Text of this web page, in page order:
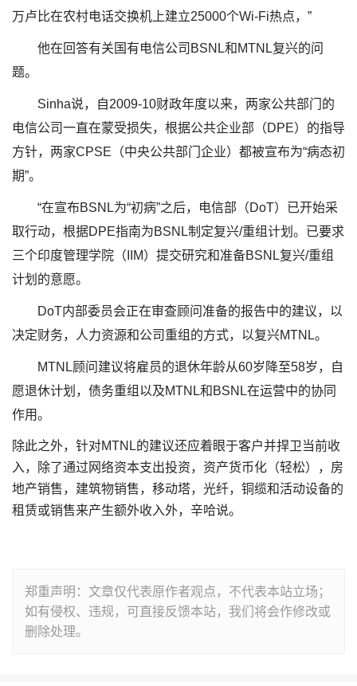
万卢比在农村电话交换机上建立25000个Wi-Fi热点，”
他在回答有关国有电信公司BSNL和MTNL复兴的问
题。
Sinha说，自2009-10财政年度以来，两家公共部门的
电信公司一直在蒙受损失，根据公共企业部（DPE）的指导
方针，两家CPSE（中央公共部门企业）都被宣布为“病态初
期”。
“在宣布BSNL为“初病”之后，电信部（DoT）已开始采
取行动，根据DPE指南为BSNL制定复兴/重组计划。已要求
三个印度管理学院（IIM）提交研究和准备BSNL复兴/重组
计划的意愿。
DoT内部委员会正在审查顾问准备的报告中的建议，以
决定财务，人力资源和公司重组的方式，以复兴MTNL。
MTNL顾问建议将雇员的退休年龄从60岁降至58岁，自
愿退休计划，债务重组以及MTNL和BSNL在运营中的协同
作用。
除此之外，针对MTNL的建议还应着眼于客户并捍卫当前收
入，除了通过网络资本支出投资，资产货币化（轻松），房
地产销售，建筑物销售，移动塔，光纤，铜缆和活动设备的
租赁或销售来产生额外收入外，辛哈说。
郑重声明：文章仅代表原作者观点，不代表本站立场；
如有侵权、违规，可直接反馈本站，我们将会作修改或
删除处理。